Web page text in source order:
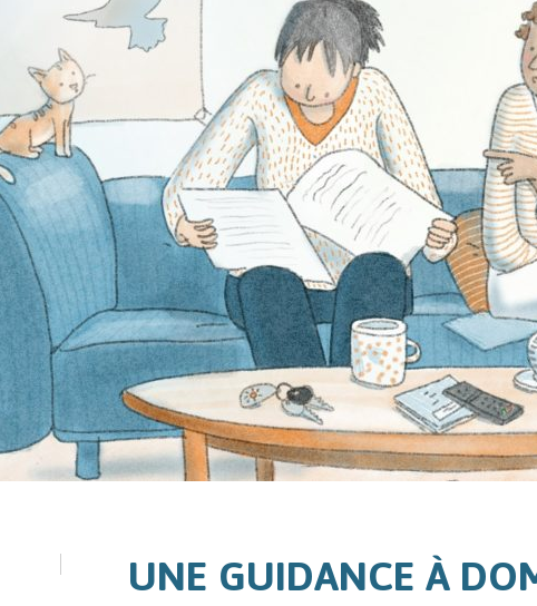
UNE GUIDANCE À